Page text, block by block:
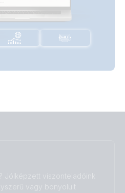
Jólképzett viszonteladóink
vagy bonyolult